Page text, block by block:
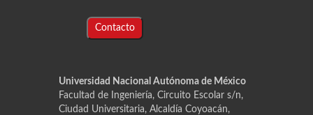
Contacto
Universidad Nacional Autónoma de México
Facultad de Ingeniería, Circuito Escolar s/n,
Ciudad Universitaria, Alcaldía Coyoacán,